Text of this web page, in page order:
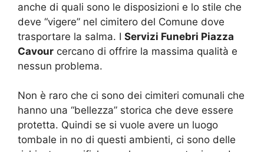
anche di quali sono le disposizioni e lo stile che
deve “vigere” nel cimitero del Comune dove
trasportare la salma. I Servizi Funebri Piazza
Cavour cercano di offrire la massima qualità e
nessun problema.
Non è raro che ci sono dei cimiteri comunali che
hanno una “bellezza” storica che deve essere
protetta. Quindi se si vuole avere un luogo
tombale in no di questi ambienti, ci sono delle